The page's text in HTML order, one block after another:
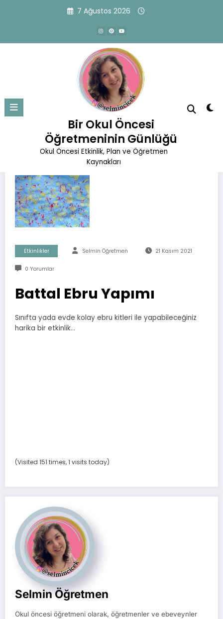
7 Ağustos 2026
Bir Okul Öncesi
Öğretmeninin Günlüğü
Okul Öncesi Etkinlik, Plan ve Öğretmen
Kaynakları
Battal Ebru Yapımı
Battal Ebru Yapımı
Etkinlikler Selmin Öğretmen 21 Kasım 2021
0 Yorumlar
Battal Ebru Yapımı
Sınıfta yada evde kolay ebru kitleri ile yapabileceğiniz
harika bir etkinlik…
(Visited 151 times, 1 visits today)
Selmin Öğretmen
Okul öncesi öğretmeni olarak, öğretmenler ve ebeveynler